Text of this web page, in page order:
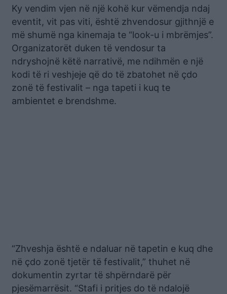
Ky vendim vjen në një kohë kur vëmendja ndaj
eventit, vit pas viti, është zhvendosur gjithnjë e
më shumë nga kinemaja te “look-u i mbrëmjes”.
Organizatorët duken të vendosur ta
ndryshojnë këtë narrativë, me ndihmën e një
kodi të ri veshjeje që do të zbatohet në çdo
zonë të festivalit – nga tapeti i kuq te
ambientet e brendshme.
“Zhveshja është e ndaluar në tapetin e kuq dhe
në çdo zonë tjetër të festivalit,” thuhet në
dokumentin zyrtar të shpërndarë për
pjesëmarrësit. “Stafi i pritjes do të ndalojë